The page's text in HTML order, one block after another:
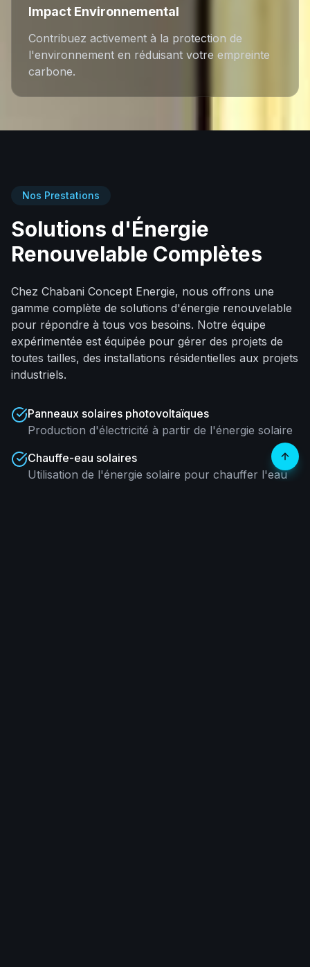
Impact Environnemental
Contribuez activement à la protection de
l'environnement en réduisant votre empreinte
carbone.
Nos Prestations
Solutions d'Énergie
Renouvelable Complètes
Chez Chabani Concept Energie, nous offrons une
gamme complète de solutions d'énergie renouvelable
pour répondre à tous vos besoins. Notre équipe
expérimentée est équipée pour gérer des projets de
toutes tailles, des installations résidentielles aux projets
industriels.
Panneaux solaires photovoltaïques
Production d'électricité à partir de l'énergie solaire
Chauffe-eau solaires
Utilisation de l'énergie solaire pour chauffer l'eau